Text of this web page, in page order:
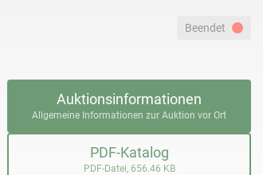
Beendet
Auktionsinformationen
Allgemeine Informationen zur Auktion vor Ort
PDF-Katalog
PDF-Datei, 656.46 KB